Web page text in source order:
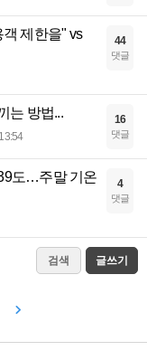
제한을" vs
44
댓글
는 방법...
13:54
16
댓글
도…주말 기온
4
댓글
검색 글쓰기